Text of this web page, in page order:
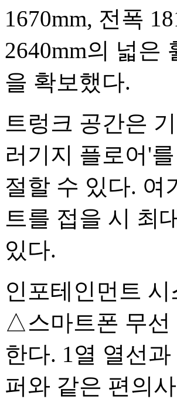
1670mm, 전폭
2640mm의 넓은
을 확보했다.
트렁크 공간은
러기지 플로어'
절할 수 있다. 여
트를 접을 시 최
있다.
인포테인먼트
△스마트폰 무선
한다. 1열 열선
퍼와 같은 편의